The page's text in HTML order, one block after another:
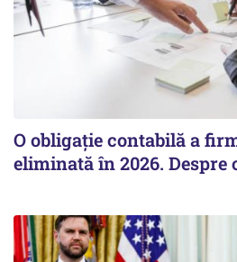
O obligație contabilă a
eliminată în 2026. Despre